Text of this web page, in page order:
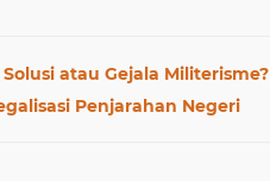
atau Gejala Militerisme?
Penjarahan Negeri